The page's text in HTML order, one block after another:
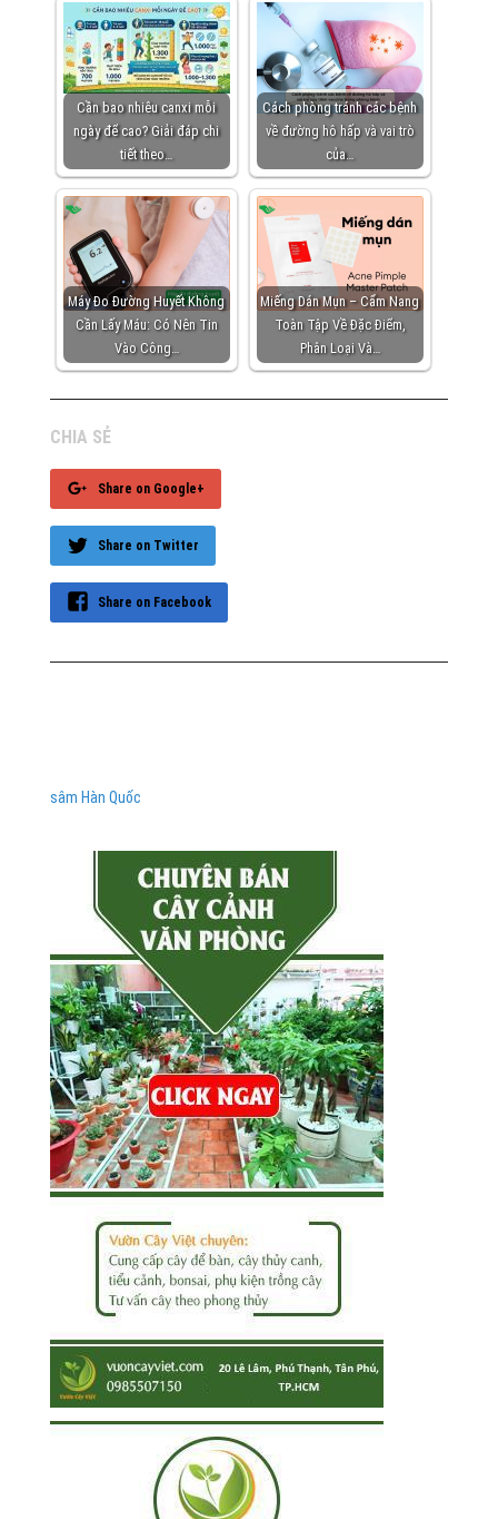
Cần bao nhiêu canxi mỗi
ngày để cao? Giải đáp chi
tiết theo…
Cách phòng tránh các bệnh
về đường hô hấp và vai trò
của…
Máy Đo Đường Huyết Không
Cần Lấy Máu: Có Nên Tin
Vào Công…
Miếng Dán Mụn – Cẩm Nang
Toàn Tập Về Đặc Điểm,
Phân Loại Và…
CHIA SẺ
Share on Google+
Share on Twitter
Share on Facebook
sâm Hàn Quốc